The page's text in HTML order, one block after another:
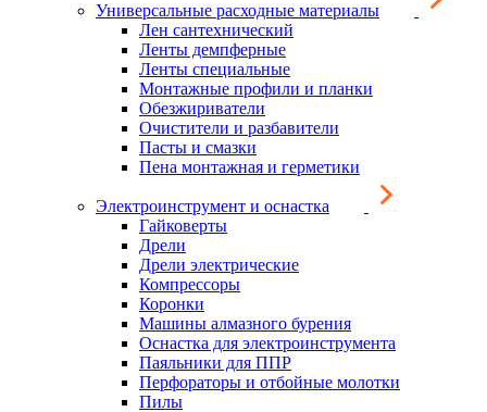
Универсальные расходные материалы
Лен сантехнический
Ленты демпферные
Ленты специальные
Монтажные профили и планки
Обезжириватели
Очистители и разбавители
Пасты и смазки
Пена монтажная и герметики
Электроинструмент и оснастка
Гайковерты
Дрели
Дрели электрические
Компрессоры
Коронки
Машины алмазного бурения
Оснастка для электроинструмента
Паяльники для ППР
Перфораторы и отбойные молотки
Пилы